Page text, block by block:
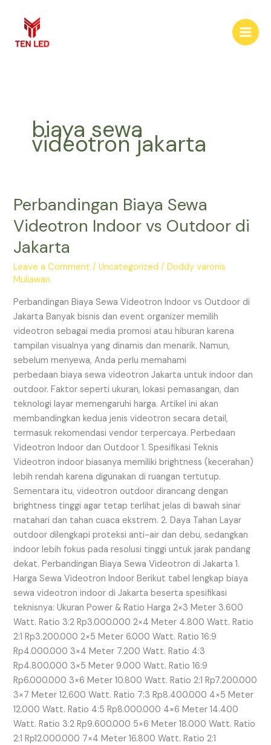
content
biaya sewa
videotron jakarta
Perbandingan Biaya Sewa
Videotron Indoor vs Outdoor di
Jakarta
Leave a Comment /Uncategorized /Doddy varonis
Muliawan
Perbandingan Biaya Sewa Videotron Indoor vs Outdoor di
Jakarta Banyak bisnis dan event organizer memilih
videotron sebagai media promosi atau hiburan karena
tampilan visualnya yang dinamis dan menarik. Namun,
sebelum menyewa, Anda perlu memahami
perbedaan biaya sewa videotron Jakarta untuk indoor dan
outdoor. Faktor seperti ukuran, lokasi pemasangan, dan
teknologi layar memengaruhi harga. Artikel ini akan
membandingkan kedua jenis videotron secara detail,
termasuk rekomendasi vendor terpercaya. Perbedaan
Videotron Indoor dan Outdoor 1. Spesifikasi Teknis
Videotron indoor biasanya memiliki brightness (kecerahan)
lebih rendah karena digunakan di ruangan tertutup.
Sementara itu, videotron outdoor dirancang dengan
brightness tinggi agar tetap terlihat jelas di bawah sinar
matahari dan tahan cuaca ekstrem. 2. Daya Tahan Layar
outdoor dilengkapi proteksi anti-air dan debu, sedangkan
indoor lebih fokus pada resolusi tinggi untuk jarak pandang
dekat. Perbandingan Biaya Sewa Videotron di Jakarta 1.
Harga Sewa Videotron Indoor Berikut tabel lengkap biaya
sewa videotron indoor di Jakarta beserta spesifikasi
teknisnya: Ukuran Power & Ratio Harga 2×3 Meter 3.600
Watt. Ratio 3:2 Rp3.000.000 2×4 Meter 4.800 Watt. Ratio
2:1 Rp3.200.000 2×5 Meter 6.000 Watt. Ratio 16:9
Rp4.000.000 3×4 Meter 7.200 Watt. Ratio 4:3
Rp4.800.000 3×5 Meter 9.000 Watt. Ratio 16:9
Rp6.000.000 3×6 Meter 10.800 Watt. Ratio 2:1 Rp7.200.000
3×7 Meter 12.600 Watt. Ratio 7:3 Rp8.400.000 4×5 Meter
12.000 Watt. Ratio 4:5 Rp8.000.000 4×6 Meter 14.400
Watt. Ratio 3:2 Rp9.600.000 5×6 Meter 18.000 Watt. Ratio
2:1 Rp12.000.000 7×4 Meter 16.800 Watt. Ratio 2:1
Perbandingan
Sewa
Videotron
vs
di
Jakarta